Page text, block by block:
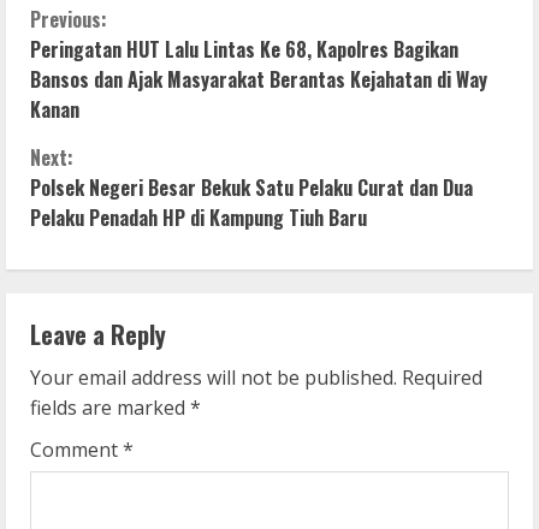
C
o
n
t
i
n
u
e
R
e
Previous:
Peringatan HUT Lalu Lintas Ke 68, Kapolres Bagikan
Bansos dan Ajak Masyarakat Berantas Kejahatan di Way
Kanan
Next:
Polsek Negeri Besar Bekuk Satu Pelaku Curat dan Dua
Pelaku Penadah HP di Kampung Tiuh Baru
Leave a Reply
Your email address will not be published. Required
fields are marked *
Comment*